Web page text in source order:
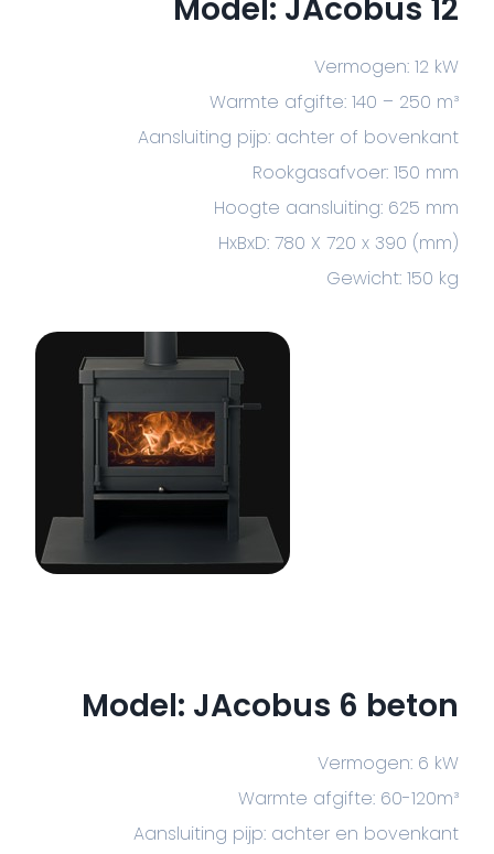
Model: JAcobus 12
Vermogen: 12 kW
Warmte afgifte: 140 – 250 m³
Aansluiting pijp: achter of bovenkant
Rookgasafvoer: 150 mm
Hoogte aansluiting: 625 mm
HxBxD: 780 X 720 x 390 (mm)
Gewicht: 150 kg
Model: JAcobus 6 beton
Vermogen: 6 kW
Warmte afgifte: 60-120m³
Aansluiting pijp: achter en bovenkant